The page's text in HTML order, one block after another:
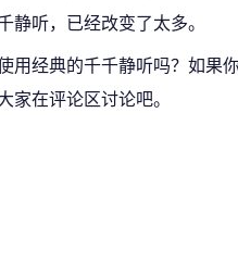
静听，已经改变了太多。
用经典的千千静听吗？如果
家在评论区讨论吧。